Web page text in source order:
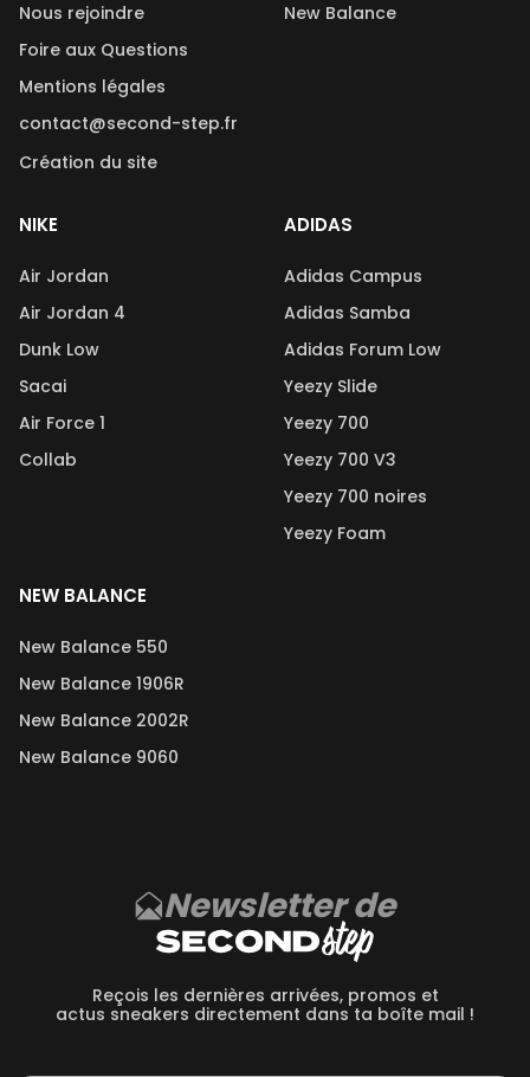
Nous rejoindre
Foire aux Questions
Mentions légales
contact@second-step.fr
Création du site
New Balance
NIKE
Air Jordan
Air Jordan 4
Dunk Low
Sacai
Air Force 1
Collab
ADIDAS
Adidas Campus
Adidas Samba
Adidas Forum Low
Yeezy Slide
Yeezy 700
Yeezy 700 V3
Yeezy 700 noires
Yeezy Foam
NEW BALANCE
New Balance 550
New Balance 1906R
New Balance 2002R
New Balance 9060
Newsletter de
Reçois les dernières arrivées, promos et
actus sneakers directement dans ta boîte mail !